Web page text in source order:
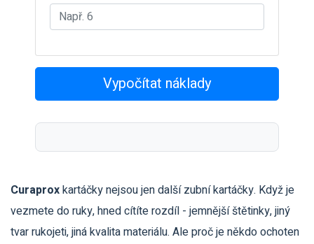
Vypočítat náklady
Curaproxkartáčky nejsou jen další zubní kartáčky. Když je
vezmete do ruky, hned cítíte rozdíl - jemnější štětinky, jiný
tvar rukojeti, jiná kvalita materiálu. Ale proč je někdo ochoten